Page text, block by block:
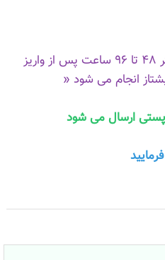
» ارسال سفارشات پستی حداکثر 48 تا 96 ساعت پس از واریز
انجام می شود «
ارسال می شود
د